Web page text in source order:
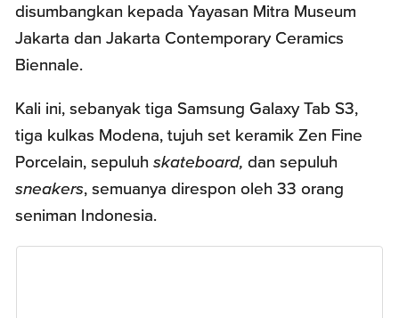
disumbangkan kepada Yayasan Mitra Museum
Jakarta dan Jakarta Contemporary Ceramics
Biennale.
Kali ini, sebanyak tiga Samsung Galaxy Tab S3,
tiga kulkas Modena, tujuh set keramik Zen Fine
Porcelain, sepuluhskateboard, dan sepuluh
sneakers, semuanya direspon oleh 33 orang
seniman Indonesia.